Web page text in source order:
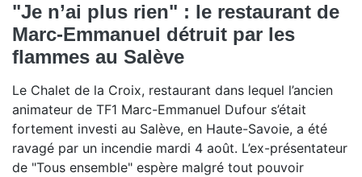
"Je n’ai plus rien" : le restaurant de
Marc-Emmanuel détruit par les
flammes au Salève
Le Chalet de la Croix, restaurant dans lequel l’ancien
animateur de TF1 Marc-Emmanuel Dufour s’était
fortement investi au Salève, en Haute-Savoie, a été
ravagé par un incendie mardi 4 août. L’ex-présentateur
de "Tous ensemble" espère malgré tout pouvoir